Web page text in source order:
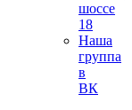
шоссе
18
Наша
группа
в
ВК